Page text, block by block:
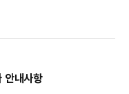
안내사항